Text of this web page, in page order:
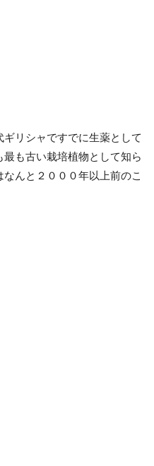
リシャですでに生薬として
も古い栽培植物として知ら
んと２０００年以上前のこ